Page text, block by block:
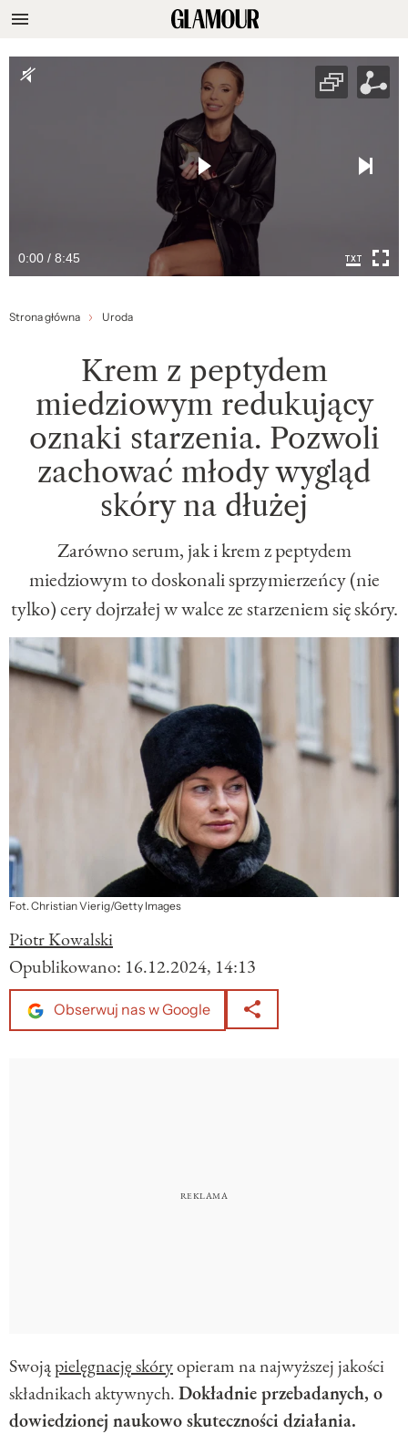
0:00 / 8:45
Strona główna Uroda
Krem z peptydem
miedziowym redukujący
oznaki starzenia. Pozwoli
zachować młody wygląd
skóry na dłużej
Zarówno serum, jak i krem z peptydem
miedziowym to doskonali sprzymierzeńcy (nie
tylko) cery dojrzałej w walce ze starzeniem się skóry.
Fot. Christian Vierig/Getty Images
Piotr Kowalski
Opublikowano: 16.12.2024, 14:13
Obserwuj nas w Google
Swojąpielęgnację skóryopieram na najwyższej jakości
składnikach aktywnych.Dokładnie przebadanych, o
dowiedzionej naukowo skuteczności działania.